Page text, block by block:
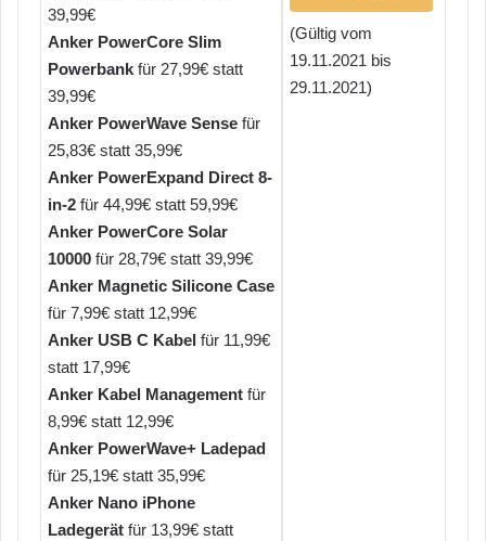
39,99€
Anker PowerCore Slim
Powerbank für 27,99€ statt
39,99€
Anker PowerWave Sense für
25,83€ statt 35,99€
Anker PowerExpand Direct 8-
in-2 für 44,99€ statt 59,99€
Anker PowerCore Solar
10000 für 28,79€ statt 39,99€
Anker Magnetic Silicone Case
für 7,99€ statt 12,99€
Anker USB C Kabel für 11,99€
statt 17,99€
Anker Kabel Management für
8,99€ statt 12,99€
Anker PowerWave+ Ladepad
für 25,19€ statt 35,99€
Anker Nano iPhone
Ladegerät für 13,99€ statt
(Gültig vom
19.11.2021 bis
29.11.2021)